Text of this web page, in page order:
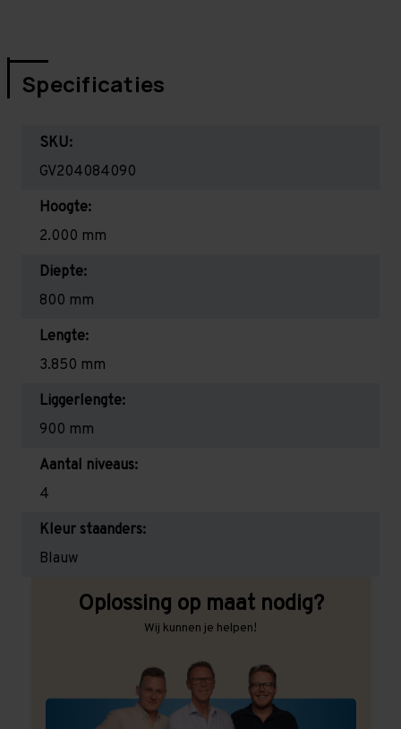
Specificaties
SKU:
GV204084090
Hoogte:
2.000 mm
Diepte:
800 mm
Lengte:
3.850 mm
Liggerlengte:
900 mm
Aantal niveaus:
4
Kleur staanders:
Blauw
Oplossing op maat nodig?
Wij kunnen je helpen!